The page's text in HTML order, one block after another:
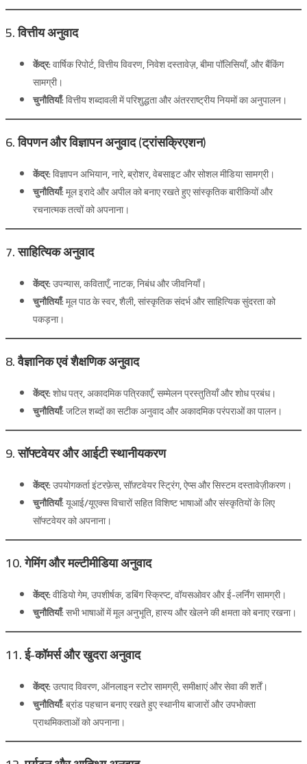
5. वित्तीय अनुवाद
केंद्र:वार्षिक रिपोर्ट, वित्तीय विवरण, निवेश दस्तावेज़, बीमा पॉलिसियाँ, और बैंकिंग
सामग्री।
चुनौतियाँ:वित्तीय शब्दावली में परिशुद्धता और अंतरराष्ट्रीय नियमों का अनुपालन।
6. विपणन और विज्ञापन अनुवाद (ट्रांसक्रिएशन)
केंद्र:विज्ञापन अभियान, नारे, ब्रोशर, वेबसाइट और सोशल मीडिया सामग्री।
चुनौतियाँ:मूल इरादे और अपील को बनाए रखते हुए सांस्कृतिक बारीकियों और
रचनात्मक तत्वों को अपनाना।
7. साहित्यिक अनुवाद
केंद्र:उपन्यास, कविताएँ, नाटक, निबंध और जीवनियाँ।
चुनौतियाँ:मूल पाठ के स्वर, शैली, सांस्कृतिक संदर्भ और साहित्यिक सुंदरता को
पकड़ना।
8. वैज्ञानिक एवं शैक्षणिक अनुवाद
केंद्र:शोध पत्र, अकादमिक पत्रिकाएँ, सम्मेलन प्रस्तुतियाँ और शोध प्रबंध।
चुनौतियाँ:जटिल शब्दों का सटीक अनुवाद और अकादमिक परंपराओं का पालन।
9. सॉफ्टवेयर और आईटी स्थानीयकरण
केंद्र:उपयोगकर्ता इंटरफ़ेस, सॉफ़्टवेयर स्ट्रिंग, ऐप्स और सिस्टम दस्तावेज़ीकरण।
चुनौतियाँ:यूआई/यूएक्स विचारों सहित विशिष्ट भाषाओं और संस्कृतियों के लिए
सॉफ्टवेयर को अपनाना।
10. गेमिंग और मल्टीमीडिया अनुवाद
केंद्र:वीडियो गेम, उपशीर्षक, डबिंग स्क्रिप्ट, वॉयसओवर और ई-लर्निंग सामग्री।
चुनौतियाँ:सभी भाषाओं में मूल अनुभूति, हास्य और खेलने की क्षमता को बनाए रखना।
11. ई-कॉमर्स और खुदरा अनुवाद
केंद्र:उत्पाद विवरण, ऑनलाइन स्टोर सामग्री, समीक्षाएं और सेवा की शर्तें।
चुनौतियाँ:ब्रांड पहचान बनाए रखते हुए स्थानीय बाजारों और उपभोक्ता
प्राथमिकताओं को अपनाना।